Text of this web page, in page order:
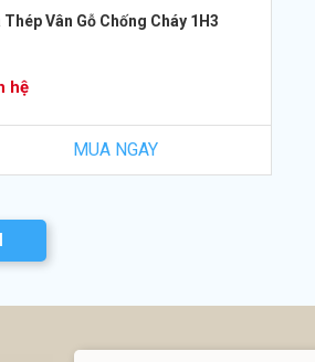
Thép Vân Gỗ Chống Cháy 1H3
hệ
MUA NGAY